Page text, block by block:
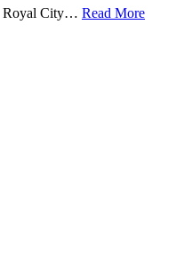
Royal City… Read More